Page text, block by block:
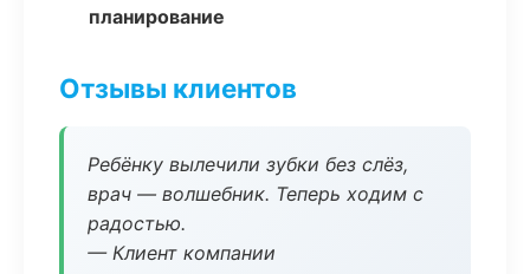
планирование
Отзывы клиентов
Ребёнку вылечили зубки без слёз,
врач — волшебник. Теперь ходим с
радостью.
— Клиент компании